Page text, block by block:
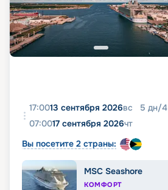
17:0013 сентября 2026вс 5 дн/4
07:0017 сентября 2026чт
Вы посетите 2 страны:
MSC Seashore
КОМФОРТ